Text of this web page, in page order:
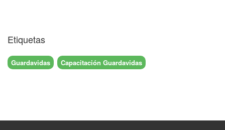
Etiquetas
Guardavidas Capacitación Guardavidas